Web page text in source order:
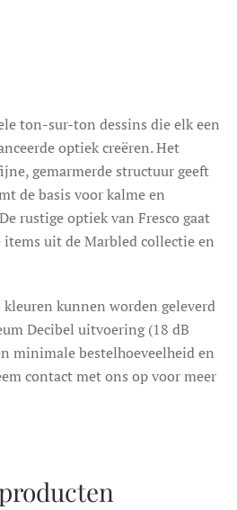
ton-sur-ton dessins die elk een
optiek creëren. Het
gemarmerde structuur geeft
de basis voor kalme en
rustige optiek van Fresco gaat
items uit de Marbled collectie en
kunnen worden geleverd
Decibel uitvoering (18 dB
minimale bestelhoeveelheid en
contact met ons op voor meer